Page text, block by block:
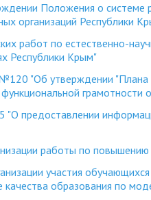
Положения о системе
организаций Республики
работ по естественно-
Республики Крым"
"Об утверждении
предоставлении
работы по повышению
участия обучающихся
образования по